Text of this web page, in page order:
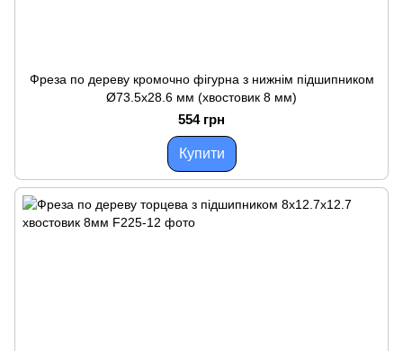
Фреза по дереву кромочно фігурна з нижнім підшипником
Ø73.5х28.6 мм (хвостовик 8 мм)
554 грн
Купити